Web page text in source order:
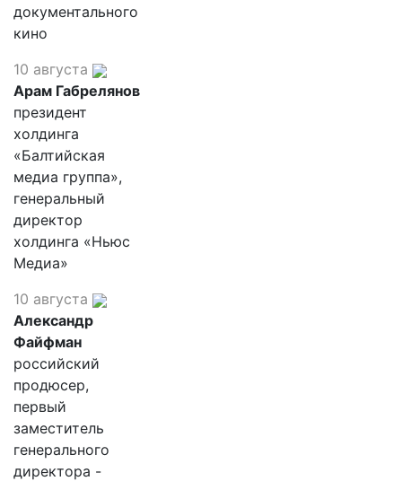
документального
кино
10 августа
Арам Габрелянов
президент
холдинга
«Балтийская
медиа группа»,
генеральный
директор
холдинга «Ньюс
Медиа»
10 августа
Александр
Файфман
российский
продюсер,
первый
заместитель
генерального
директора -